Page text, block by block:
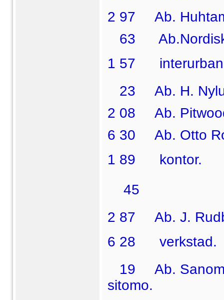
2 97 Ab.
63
1 57 
23 Ab. H.
2 08 Ab.
6 30 Ab. Otto
1 89  kontor.
45  
2 87 Ab. J.
6 28  verkstad.
19 Ab.
sitomo.